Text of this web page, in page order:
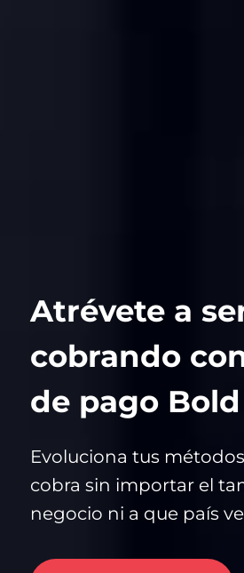
Atrévete a
cobrando
de pago Bold
Evoluciona tus
cobra sin importar el
negocio ni a que país